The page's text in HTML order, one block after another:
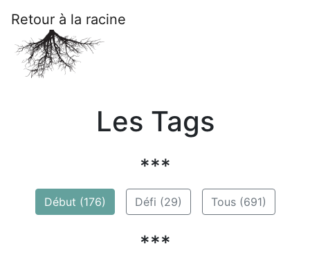
Retour à la racine
Les Tags
***
Début (176) Défi (29) Tous (691)
***